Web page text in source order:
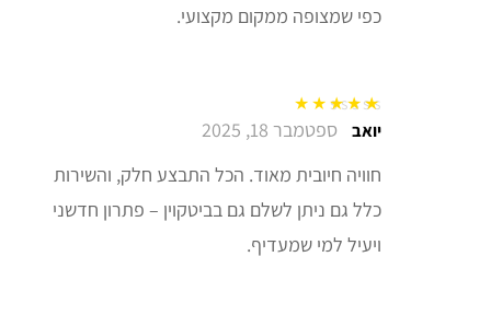
כפי שמצופה ממקום מקצועי.
דורג5מתוך 5 יואב ספטמבר 18, 2025
חוויה חיובית מאוד. הכל התבצע חלק, והשירות
כלל גם ניתן לשלם גם בביטקוין – פתרון חדשני
ויעיל למי שמעדיף.